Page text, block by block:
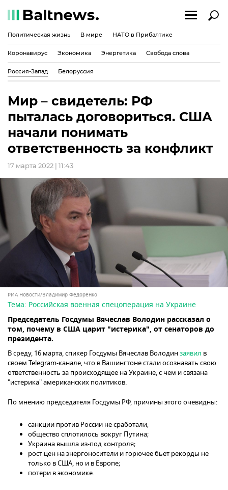
Политическая жизнь В мире НАТО в Прибалтике
Коронавирус Экономика Энергетика Свобода слова
Россия-Запад Белоруссия
Мир – свидетель: РФ
пыталась договориться. США
начали понимать
ответственность за конфликт
17 марта 2022 | 11:43
РИА Новости/Владимир Федоренко
Тема: Российская военная спецоперация на Украине
Председатель Госдумы Вячеслав Володин рассказал о
том, почему в США царит "истерика", от сенаторов до
президента.
В среду, 16 марта, спикер Госдумы Вячеслав Володинзаявил в
своем Telegram-канале, что в Вашингтоне стали осознавать свою
ответственность за происходящее на Украине, с чем и связана
"истерика" американских политиков.
По мнению председателя Госдумы РФ, причины этого очевидны:
санкции против России не сработали;
общество сплотилось вокруг Путина;
Украина вышла из-под контроля;
рост цен на энергоносители и горючее бьет рекорды не
только в США, но и в Европе;
потери в экономике.